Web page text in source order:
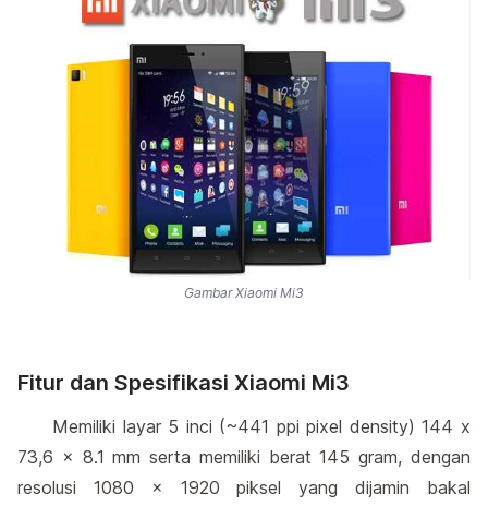
Gambar Xiaomi Mi3
Fitur dan Spesifikasi Xiaomi Mi3
Memiliki layar 5 inci (~441 ppi pixel density) 144 x
73,6 x 8.1 mm serta memiliki berat 145 gram, dengan
resolusi 1080 x 1920 piksel yang dijamin bakal